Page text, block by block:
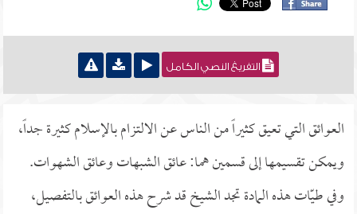
التفريغ النصي الكامل
العوائق التي تعيق كثيراً من الناس عن الالتزام بالإسلام كثيرة جداً،
ويمكن تقسيمها إلى قسمين هما: عائق الشبهات وعائق الشهوات.
وفي طيّات هذه المادة تجد الشيخ قد شرح هذه العوائق بالتفصيل،